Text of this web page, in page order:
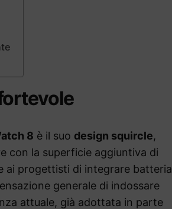
8 è il suo design squircle,
con la superficie aggiuntiva di
ai progettisti di integrare batteria
generale di indossare
attuale, già adottata in parte